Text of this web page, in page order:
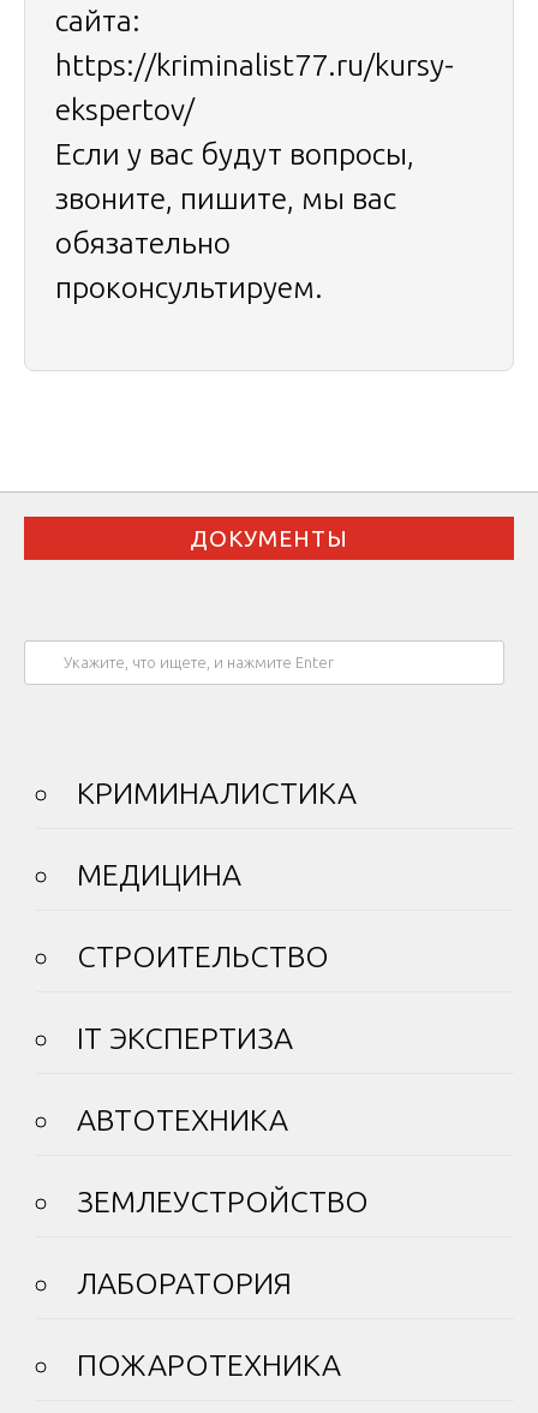
сайта:
https://kriminalist77.ru/kursy-
ekspertov/
Если у вас будут вопросы,
звоните, пишите, мы вас
обязательно
проконсультируем.
ДОКУМЕНТЫ
КРИМИНАЛИСТИКА
МЕДИЦИНА
СТРОИТЕЛЬСТВО
IT ЭКСПЕРТИЗА
АВТОТЕХНИКА
ЗЕМЛЕУСТРОЙСТВО
ЛАБОРАТОРИЯ
ПОЖАРОТЕХНИКА